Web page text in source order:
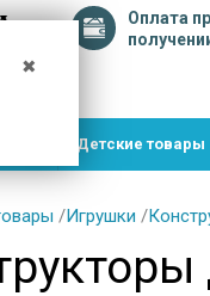
✖
Оплата
Детские товары
/Игрушки /